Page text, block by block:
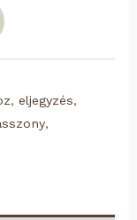
, eljegyzés,
,